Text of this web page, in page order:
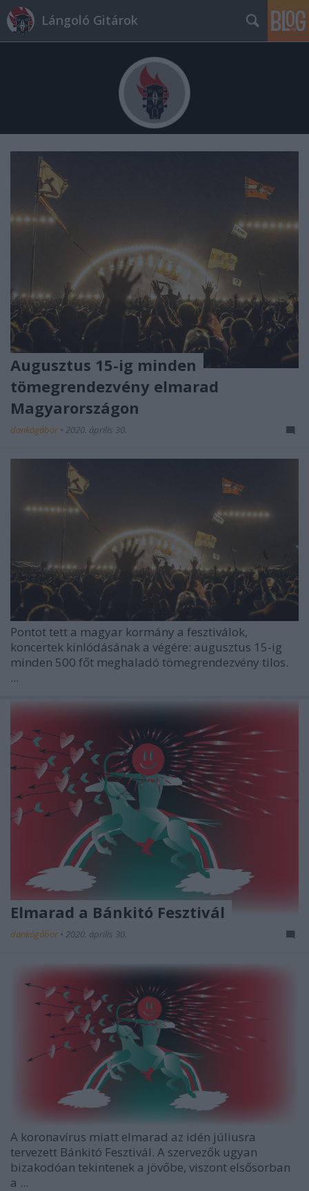
Lángoló Gitárok
Augusztus 15-ig minden
tömegrendezvény elmarad
Magyarországon
dankógábor • 2020. április 30.
Pontot tett a magyar kormány a fesztiválok,
koncertek kínlódásának a végére: augusztus 15-ig
minden 500 főt meghaladó tömegrendezvény tilos.
...
Elmarad a Bánkitó Fesztivál
dankógábor • 2020. április 30.
A koronavírus miatt elmarad az idén júliusra
tervezett Bánkitó Fesztivál. A szervezők ugyan
bizakodóan tekintenek a jövőbe, viszont elsősorban
a ...